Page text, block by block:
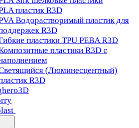
пластик R3D
Водорастворимый пластик для
R3D
пластики TPU PEBA R3D
пластики R3D с
(Люминесцентный)
R3D